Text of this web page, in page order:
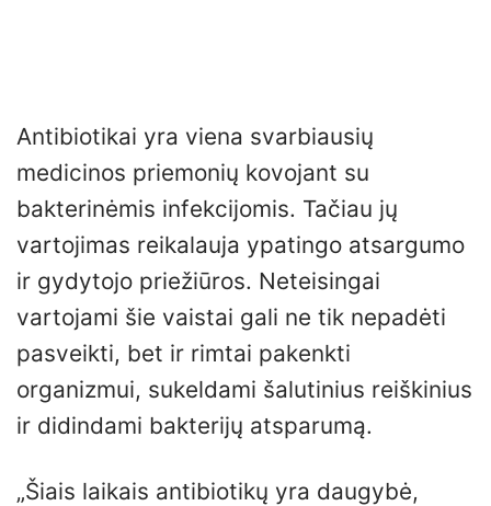
Antibiotikai yra viena svarbiausių
medicinos priemonių kovojant su
bakterinėmis infekcijomis. Tačiau jų
vartojimas reikalauja ypatingo atsargumo
ir gydytojo priežiūros. Neteisingai
vartojami šie vaistai gali ne tik nepadėti
pasveikti, bet ir rimtai pakenkti
organizmui, sukeldami šalutinius reiškinius
ir didindami bakterijų atsparumą.
„Šiais laikais antibiotikų yra daugybė,